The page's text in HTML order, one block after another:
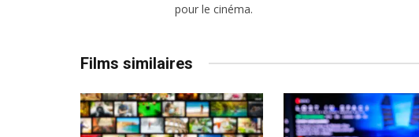
pour le cinéma.
Films similaires